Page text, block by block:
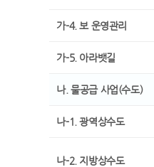
가-4. 보 운영관리
가-5. 아라뱃길
나. 물공급 사업(수도)
나-1. 광역상수도
나-2. 지방상수도